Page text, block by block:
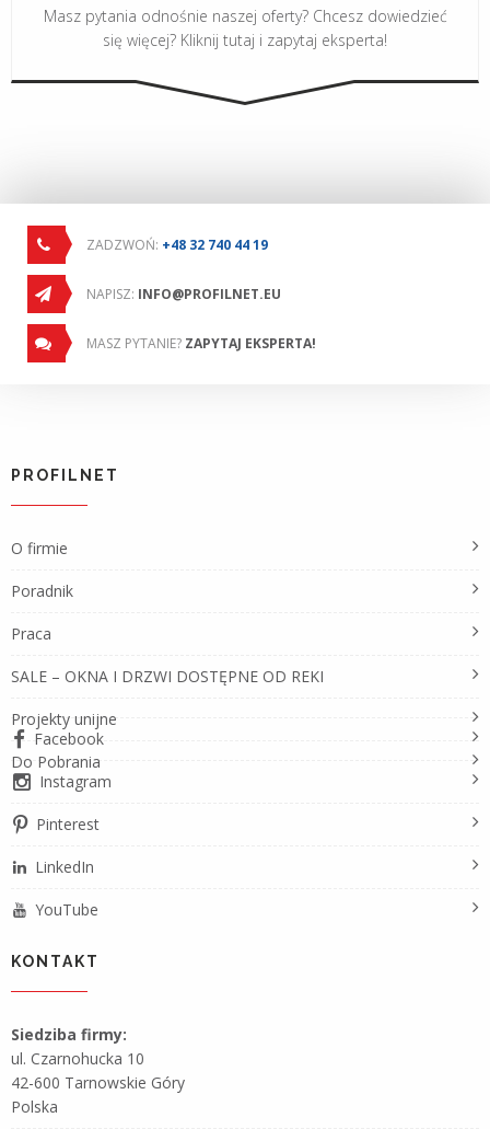
Masz pytania odnośnie naszej oferty? Chcesz dowiedzieć
się więcej? Kliknij tutaj i zapytaj eksperta!
ZADZWOŃ: +48 32 740 44 19
NAPISZ: INFO@PROFILNET.EU
MASZ PYTANIE? ZAPYTAJ EKSPERTA!
PROFILNET
O firmie
Poradnik
Praca
SALE – OKNA I DRZWI DOSTĘPNE OD REKI
Projekty unijne
Do Pobrania
Facebook
Instagram
Pinterest
LinkedIn
YouTube
KONTAKT
Siedziba firmy:
ul. Czarnohucka 10
42-600 Tarnowskie Góry
Polska